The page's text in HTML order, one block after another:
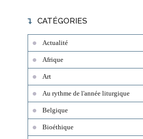
CATÉGORIES
Actualité
Afrique
Art
Au rythme de l'année liturgique
Belgique
Bioéthique